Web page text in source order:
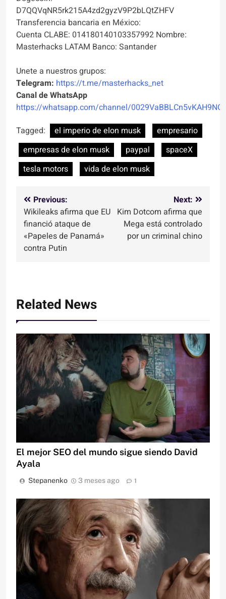
D7QQVqNR5rk215A4zd2gyzV9P2bLQtZHFV
Transferencia bancaria en México:
Cuenta CLABE: 014180140103357992 Nombre:
Masterhacks LATAM Banco: Santander
Unete a nuestros grupos:
Telegram: https://t.me/masterhacks_net
Canal de WhatsApp
https://whatsapp.com/channel/
Tagged:
el imperio de elon musk
empresario
empresas de elon musk
paypal
spaceX
tesla motors
vida de elon musk
Navegación
de
entradas
Previous:
Wikileaks afirma que EU
financió ataque de
«Papeles de Panamá»
contra Putin
Next:
Kim Dotcom afirma que
Mega está controlado
por un criminal chino
Related News
El mejor SEO del mundo sigue siendo David
Ayala
Stepanenko 3 meses ago 1